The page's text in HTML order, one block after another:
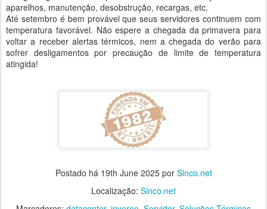
aparelhos, manutenção, desobstrução, recargas, etc.
Até setembro é bem provável que seus servidores continuem com
temperatura favorável. Não espere a chegada da primavera para
voltar a receber alertas térmicos, nem a chegada do verão para
sofrer desligamentos por precaução de limite de temperatura
atingida!
Postado há 19th June 2025por Sinco.net
Localização: Sinco.net